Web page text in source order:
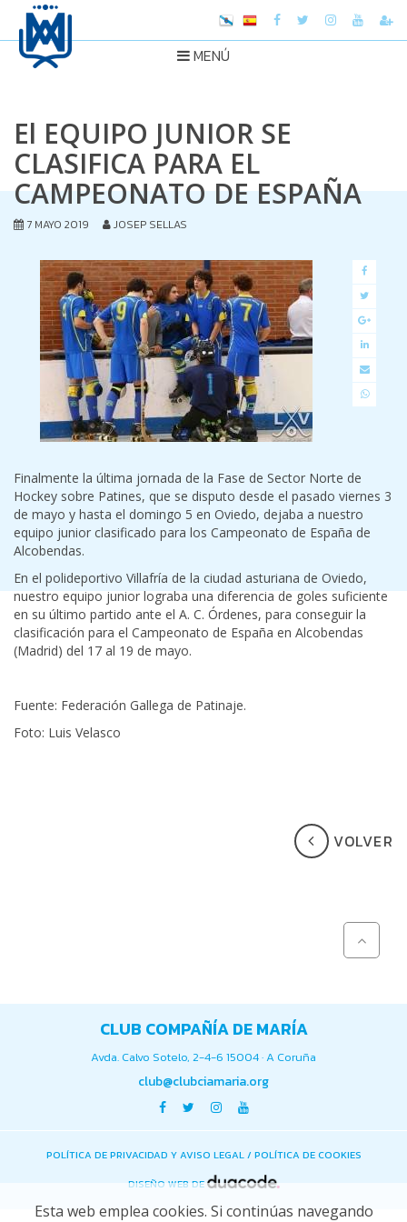
MENÚ
El EQUIPO JUNIOR SE
CLASIFICA PARA EL
CAMPEONATO DE ESPAÑA
7 MAYO 2019 JOSEP SELLAS
Finalmente la última jornada de la Fase de Sector Norte de
Hockey sobre Patines, que se disputo desde el pasado viernes 3
de mayo y hasta el domingo 5 en Oviedo, dejaba a nuestro
equipo junior clasificado para los Campeonato de España de
Alcobendas.
En el polideportivo Villafría de la ciudad asturiana de Oviedo,
nuestro equipo junior lograba una diferencia de goles suficiente
en su último partido ante el A. C. Órdenes, para conseguir la
clasificación para el Campeonato de España en Alcobendas
(Madrid) del 17 al 19 de mayo.
Fuente: Federación Gallega de Patinaje.
Foto: Luis Velasco
VOLVER
CLUB COMPAÑÍA DE MARÍA
Avda. Calvo Sotelo, 2-4-6 15004 · A Coruña
club@clubciamaria.org
POLÍTICA DE PRIVACIDAD Y AVISO LEGAL/ POLÍTICA DE COOKIES
DISEÑO WEB DE
Esta web emplea cookies. Si continúas navegando